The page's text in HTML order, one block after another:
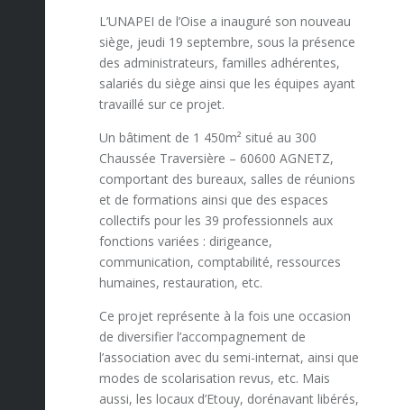
L’UNAPEI de l’Oise a inauguré son nouveau
siège, jeudi 19 septembre, sous la présence
des administrateurs, familles adhérentes,
salariés du siège ainsi que les équipes ayant
travaillé sur ce projet.
Un bâtiment de 1 450m² situé au 300
Chaussée Traversière – 60600 AGNETZ,
comportant des bureaux, salles de réunions
et de formations ainsi que des espaces
collectifs pour les 39 professionnels aux
fonctions variées : dirigeance,
communication, comptabilité, ressources
humaines, restauration, etc.
Ce projet représente à la fois une occasion
de diversifier l’accompagnement de
l’association avec du semi-internat, ainsi que
modes de scolarisation revus, etc. Mais
aussi, les locaux d’Etouy, dorénavant libérés,